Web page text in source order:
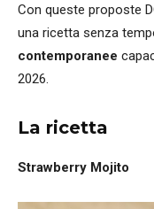
Con queste proposte
una ricetta senza
contemporanee
2026.
La ricetta
Strawberry Mojito